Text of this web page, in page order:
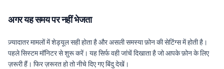
अगर यह समय पर नहीं भेजता
ज़्यादातर मामलों में शेड्यूल सही होता है और असली समस्या फ़ोन की सेटिंग्स में होती है।
पहले सिस्टम मॉनिटर से शुरू करें। यह सिर्फ वही जांचें दिखाता है जो आपके फ़ोन के लिए
ज़रूरी हैं। फिर ज़रूरत हो तो नीचे दिए गए बिंदु देखें।